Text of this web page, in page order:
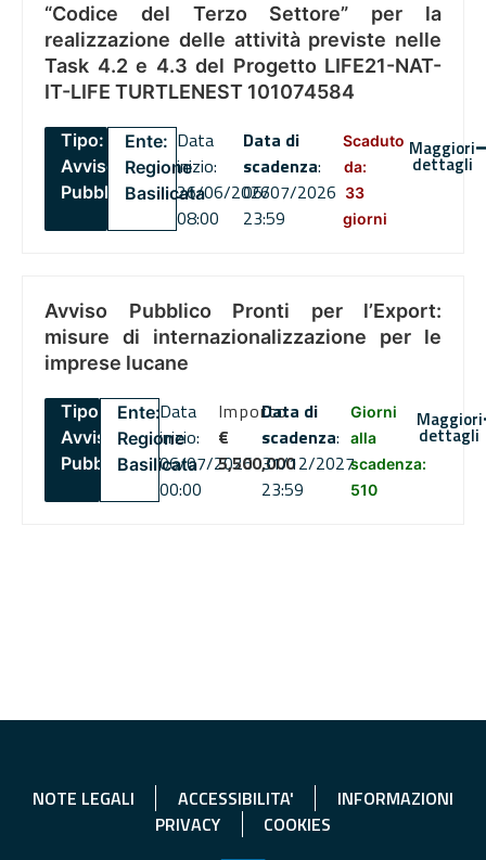
“Codice del Terzo Settore” per la
realizzazione delle attività previste nelle
Task 4.2 e 4.3 del Progetto LIFE21-NAT-
IT-LIFE TURTLENEST 101074584
Tipo:
Avviso
Pubblico
Ente:
Regione
Basilicata
Data
inizio:
26/06/2026
08:00
Data di
scadenza:
06/07/2026
23:59
Scaduto
da:
33
giorni
Maggiori
dettagli
Avviso Pubblico Pronti per l’Export:
misure di internazionalizzazione per le
imprese lucane
Tipo:
Avviso
Pubblico
Ente:
Regione
Basilicata
Data
inizio:
06/07/2026
00:00
Importo
€
5,500,000
Data di
scadenza:
31/12/2027
23:59
Giorni
alla
scadenza:
510
Maggiori
dettagli
NOTE LEGALI ACCESSIBILITA'
INFORMAZIONI
PRIVACY
COOKIES